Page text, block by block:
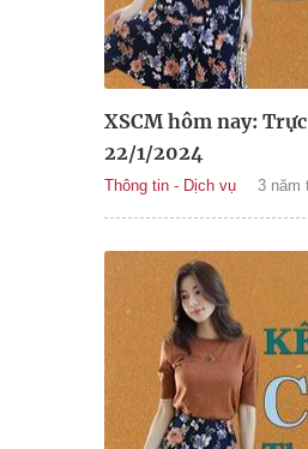
XSCM hôm nay:
22/1/2024
Thông tin - Dịch vụ 3 năm